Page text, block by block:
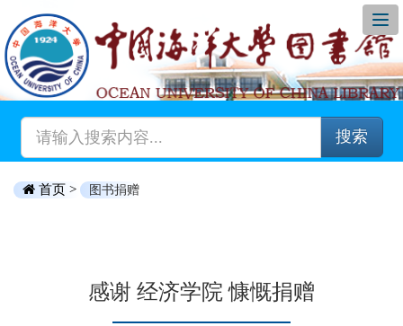
搜索
首页 > 图书捐赠
感谢 经济学院 慷慨捐赠